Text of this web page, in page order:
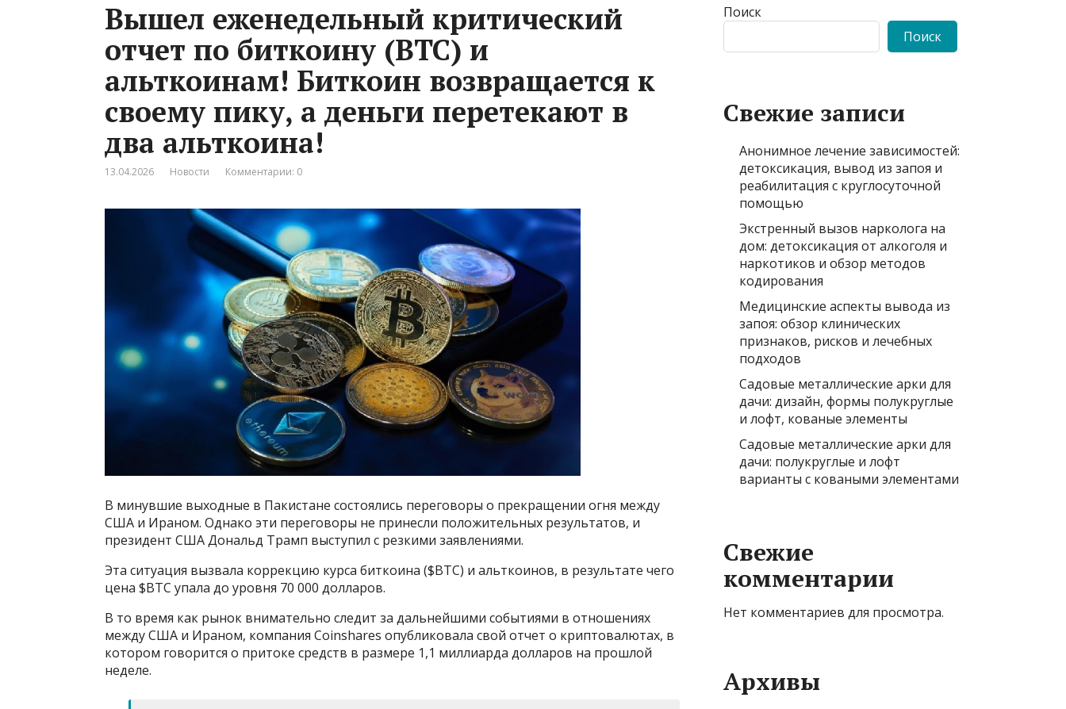
Вышел еженедельный критический
отчет по биткоину (BTC) и
альткоинам! Биткоин возвращается к
своему пику, а деньги перетекают в
два альткоина!
13.04.2026 Новости Комментарии: 0
В минувшие выходные в Пакистане состоялись переговоры о прекращении огня между
США и Ираном. Однако эти переговоры не принесли положительных результатов, и
президент США Дональд Трамп выступил с резкими заявлениями.
Эта ситуация вызвала коррекцию курса биткоина ($BTC) и альткоинов, в результате чего
цена $BTC упала до уровня 70 000 долларов.
В то время как рынок внимательно следит за дальнейшими событиями в отношениях
между США и Ираном, компания Coinshares опубликовала свой отчет о криптовалютах, в
котором говорится о притоке средств в размере 1,1 миллиарда долларов на прошлой
неделе.
Поиск
Поиск
Свежие записи
Анонимное лечение зависимостей:
детоксикация, вывод из запоя и
реабилитация с круглосуточной
помощью
Экстренный вызов нарколога на
дом: детоксикация от алкоголя и
наркотиков и обзор методов
кодирования
Медицинские аспекты вывода из
запоя: обзор клинических
признаков, рисков и лечебных
подходов
Садовые металлические арки для
дачи: дизайн, формы полукруглые
и лофт, кованые элементы
Садовые металлические арки для
дачи: полукруглые и лофт
варианты с коваными элементами
Свежие
комментарии
Нет комментариев для просмотра.
Архивы